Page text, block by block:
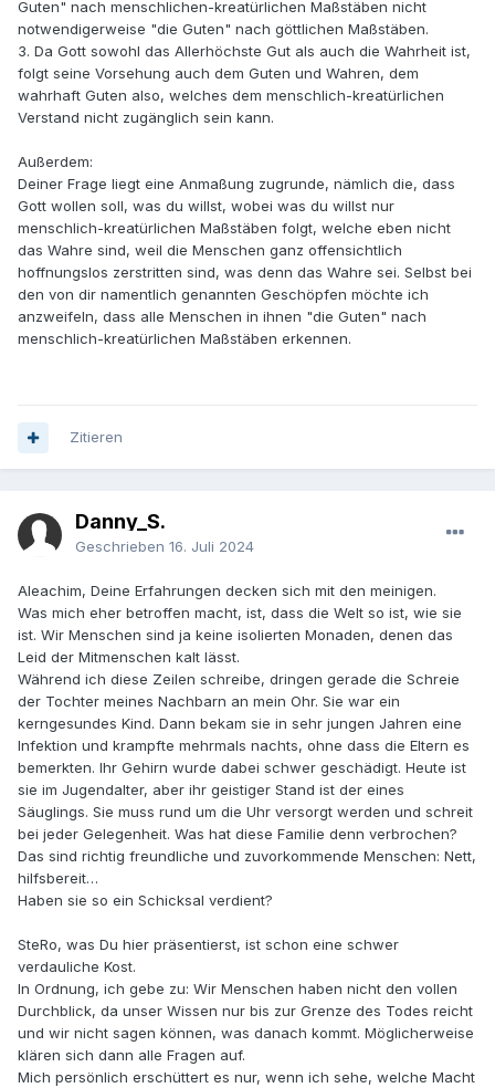
Guten" nach menschlichen-kreatürlichen Maßstäben nicht
notwendigerweise "die Guten" nach göttlichen Maßstäben.
3. Da Gott sowohl das Allerhöchste Gut als auch die Wahrheit ist,
folgt seine Vorsehung auch dem Guten und Wahren, dem
wahrhaft Guten also, welches dem menschlich-kreatürlichen
Verstand nicht zugänglich sein kann.
Außerdem:
Deiner Frage liegt eine Anmaßung zugrunde, nämlich die, dass
Gott wollen soll, was du willst, wobei was du willst nur
menschlich-kreatürlichen Maßstäben folgt, welche eben nicht
das Wahre sind, weil die Menschen ganz offensichtlich
hoffnungslos zerstritten sind, was denn das Wahre sei. Selbst bei
den von dir namentlich genannten Geschöpfen möchte ich
anzweifeln, dass alle Menschen in ihnen "die Guten" nach
menschlich-kreatürlichen Maßstäben erkennen.
Zitieren
Danny_S.
Geschrieben 16. Juli 2024
Aleachim, Deine Erfahrungen decken sich mit den meinigen.
Was mich eher betroffen macht, ist, dass die Welt so ist, wie sie
ist. Wir Menschen sind ja keine isolierten Monaden, denen das
Leid der Mitmenschen kalt lässt.
Während ich diese Zeilen schreibe, dringen gerade die Schreie
der Tochter meines Nachbarn an mein Ohr. Sie war ein
kerngesundes Kind. Dann bekam sie in sehr jungen Jahren eine
Infektion und krampfte mehrmals nachts, ohne dass die Eltern es
bemerkten. Ihr Gehirn wurde dabei schwer geschädigt. Heute ist
sie im Jugendalter, aber ihr geistiger Stand ist der eines
Säuglings. Sie muss rund um die Uhr versorgt werden und schreit
bei jeder Gelegenheit. Was hat diese Familie denn verbrochen?
Das sind richtig freundliche und zuvorkommende Menschen: Nett,
hilfsbereit…
Haben sie so ein Schicksal verdient?
SteRo, was Du hier präsentierst, ist schon eine schwer
verdauliche Kost.
In Ordnung, ich gebe zu: Wir Menschen haben nicht den vollen
Durchblick, da unser Wissen nur bis zur Grenze des Todes reicht
und wir nicht sagen können, was danach kommt. Möglicherweise
klären sich dann alle Fragen auf.
Mich persönlich erschüttert es nur, wenn ich sehe, welche Macht